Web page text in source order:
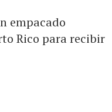
empacado
Rico para recibir